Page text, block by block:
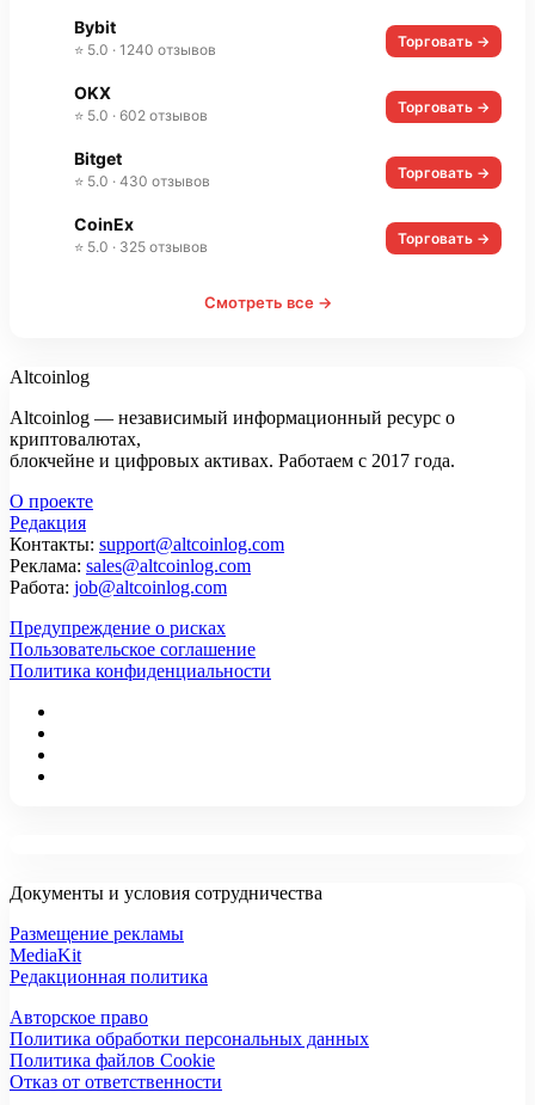
Bybit
⭐ 5.0 · 1240 отзывов Торговать →
OKX
⭐ 5.0 · 602 отзывов Торговать →
Bitget
⭐ 5.0 · 430 отзывов Торговать →
CoinEx
⭐ 5.0 · 325 отзывов Торговать →
Смотреть все →
Altcoinlog
Altcoinlog — независимый информационный ресурс о
криптовалютах,
блокчейне и цифровых активах. Работаем с 2017 года.
О проекте
Редакция
Контакты: support@altcoinlog.com
Реклама: sales@altcoinlog.com
Работа: job@altcoinlog.com
Предупреждение о рисках
Пользовательское соглашение
Политика конфиденциальности
Документы и условия сотрудничества
Размещение рекламы
MediaKit
Редакционная политика
Авторское право
Политика обработки персональных данных
Политика файлов Cookie
Отказ от ответственности